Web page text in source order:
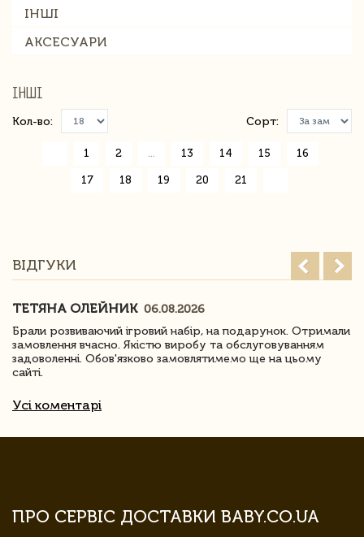
ІНШІ
АКСЕСУАРИ
ІНШІ
Кол-во: Сорт:
1 2 13 14 15 16
17 18 19 20 21
ВІДГУКИ
ТЕТЯНА ОЛЕЙНИК 06.08.2026
Брали розвиваючий ігровий набір, на подарунок. Отримали
замовлення вчасно. Якістю виробу та обслуговуванням
задоволенні. Обов'язково замовлятимемо ще на цьому
сайті.
Усі коментарі
ПРО СЕРВІС ДОСТАВКИ BABY.CO.UA